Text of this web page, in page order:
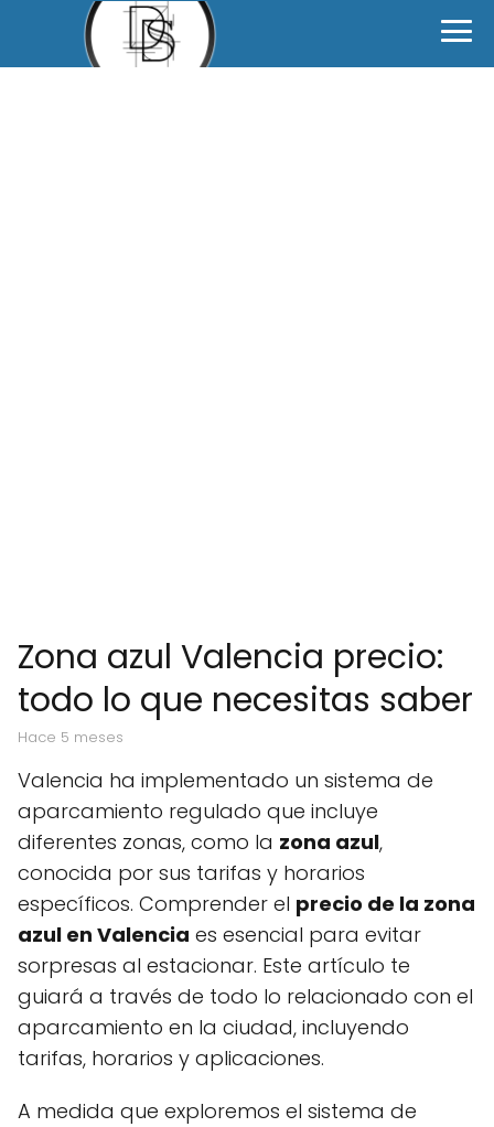
Zona azul Valencia precio:
todo lo que necesitas saber
hace 5 meses
Valencia ha implementado un sistema de
aparcamiento regulado que incluye
diferentes zonas, como la zona azul,
conocida por sus tarifas y horarios
específicos. Comprender el precio de la zona
azul en Valencia es esencial para evitar
sorpresas al estacionar. Este artículo te
guiará a través de todo lo relacionado con el
aparcamiento en la ciudad, incluyendo
tarifas, horarios y aplicaciones.
A medida que exploremos el sistema de